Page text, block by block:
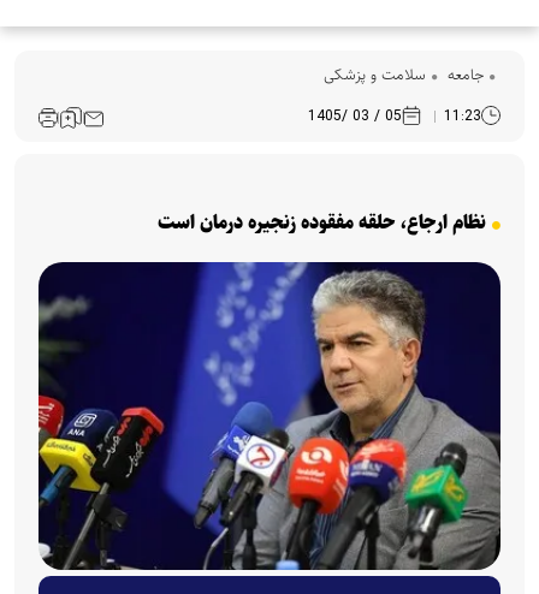
جامعه سلامت و پزشکی
11:23
05 / 03 /1405
نظام ارجاع، حلقه مفقوده زنجیره درمان است